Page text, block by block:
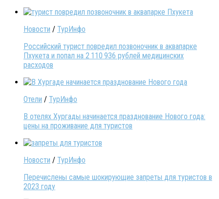
Новости / ТурИнфо
Российский турист повредил позвоночник в аквапарке
Пхукета и попал на 2 110 936 рублей медицинских
расходов
Отели / ТурИнфо
В отелях Хургады начинается празднование Нового года:
цены на проживание для туристов
Новости / ТурИнфо
Перечислены самые шокирующие запреты для туристов в
2023 году